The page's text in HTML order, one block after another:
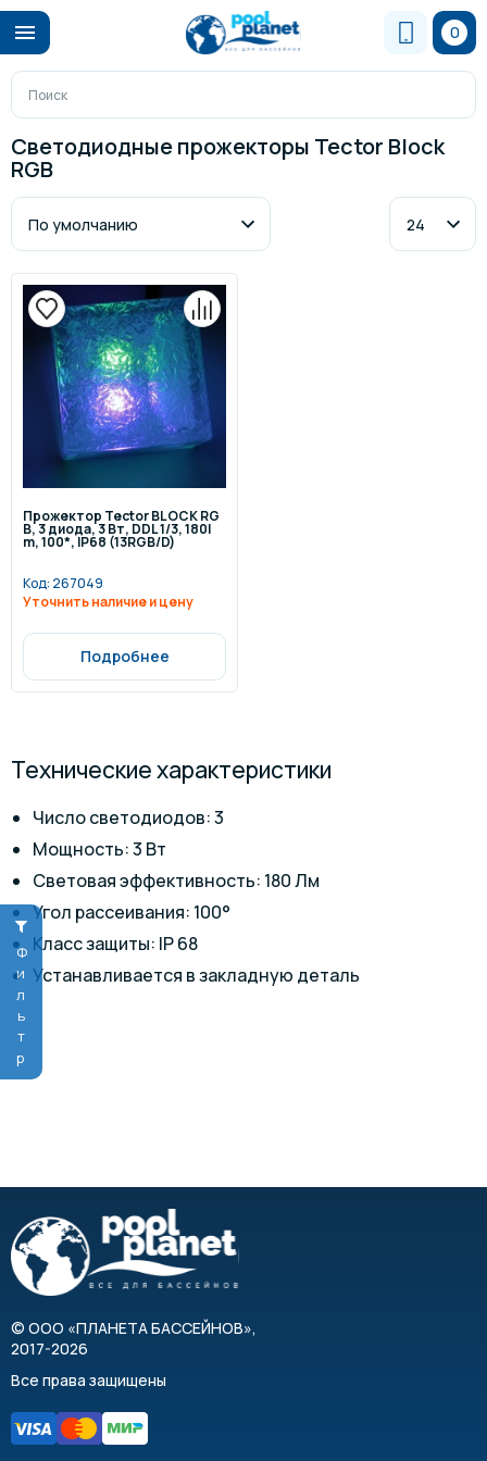
0
Фильтр
Светодиодные прожекторы Tector Block
RGB
Прожектор Tector BLOCK RG
B, 3 диода, 3 Вт, DDL 1/3, 180l
m, 100*, IP68 (13RGB/D)
Код: 267049
Уточнить наличие и цену
Подробнее
Технические характеристики
Число светодиодов: 3
Мощность: 3 Вт
Световая эффективность: 180 Лм
Угол рассеивания: 100°
Класс защиты: IP 68
Устанавливается в закладную деталь
© ООО «ПЛАНЕТА БАССЕЙНОВ»,
2017-2026
Все права защищены